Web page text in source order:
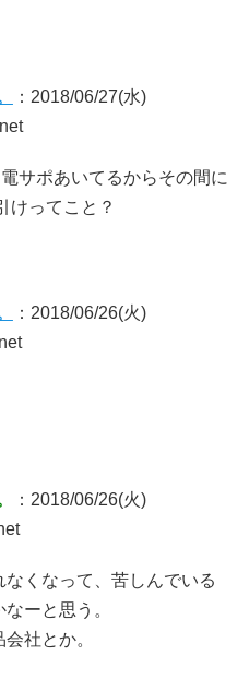
：2018/06/27(水)
サポあいてるからその間に
けってこと？
：2018/06/26(火)
：2018/06/26(火)
くなって、苦しんでいる
ーと思う。
社とか。